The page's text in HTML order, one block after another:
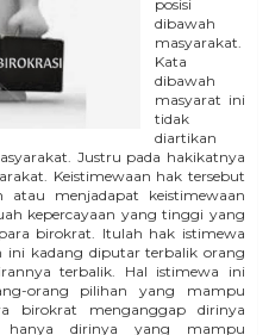
posisi
dibawah
masyarakat.
Kata
dibawah
masyarat ini
tidak
diartikan
Justru pada hakikatnya
Keistimewaan hak tersebut
menjadapat keistimewaan
kepercayaan yang tinggi yang
birokrat. Itulah hak istimewa
ini kadang diputar terbalik orang
terbalik. Hal istimewa ini
orang pilihan yang mampu
birokrat menganggap dirinya
hanya dirinya yang mampu